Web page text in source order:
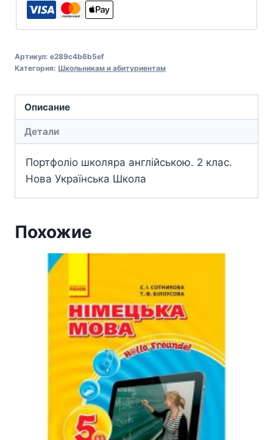
Артикул: e289c4b6b5ef
Категория: Школьникам и абитуриентам
Описание
Детали
Портфоліо школяра англійською. 2 клас.
Нова Українська Школа
Похожие